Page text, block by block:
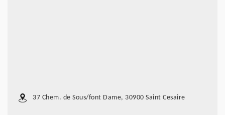
37 Chem. de Sous/font Dame, 30900 Saint Cesaire